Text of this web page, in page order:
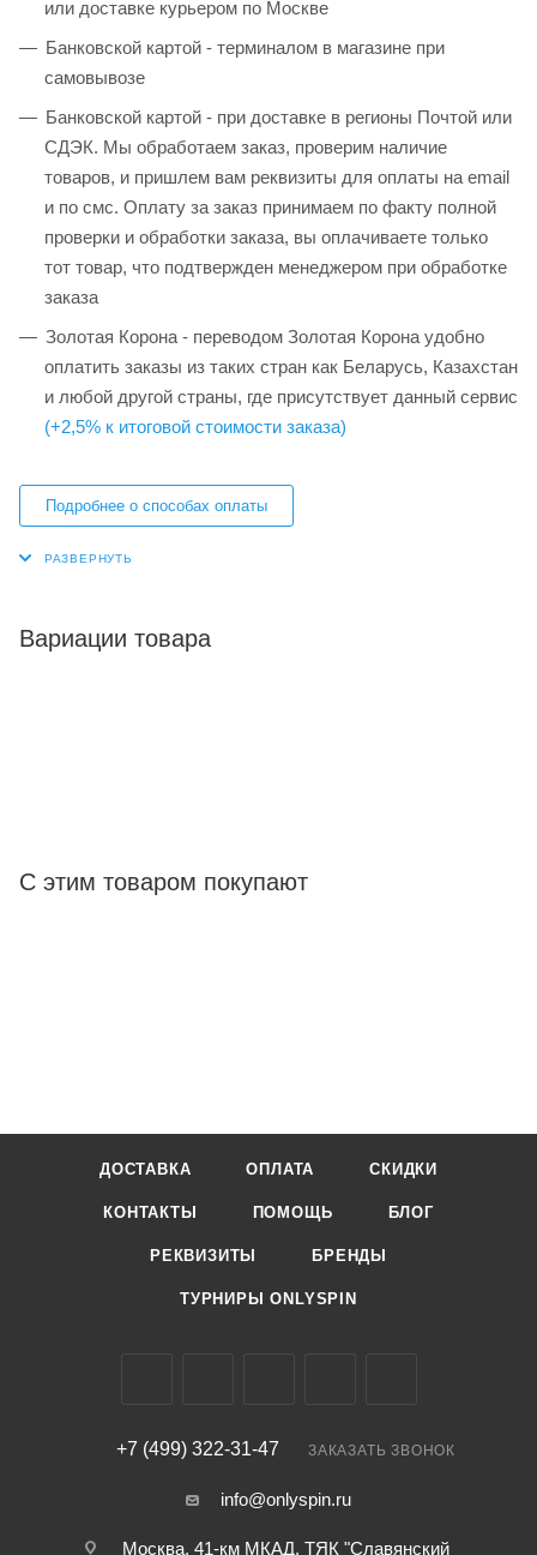
или доставке курьером по Москве
Банковской картой - терминалом в магазине при
самовывозе
Банковской картой - при доставке в регионы Почтой или
СДЭК. Мы обработаем заказ, проверим наличие
товаров, и пришлем вам реквизиты для оплаты на email
и по смс. Оплату за заказ принимаем по факту полной
проверки и обработки заказа, вы оплачиваете только
тот товар, что подтвержден менеджером при обработке
заказа
Золотая Корона - переводом Золотая Корона удобно
оплатить заказы из таких стран как Беларусь, Казахстан
и любой другой страны, где присутствует данный сервис
(+2,5% к итоговой стоимости заказа)
Подробнее о способах оплаты
Вариации товара
С этим товаром покупают
ДОСТАВКА ОПЛАТА СКИДКИ
КОНТАКТЫ ПОМОЩЬ БЛОГ
РЕКВИЗИТЫ БРЕНДЫ
ТУРНИРЫ ONLYSPIN
+7 (499) 322-31-47 ЗАКАЗАТЬ ЗВОНОК
info@onlyspin.ru
Москва, 41-км МКАД, ТЯК "Славянский